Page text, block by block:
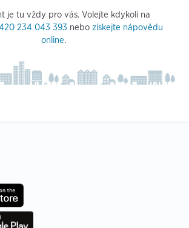
je tu vždy pro vás. Volejte kdykoli na
234 043 393 nebo získejte nápovědu
online.